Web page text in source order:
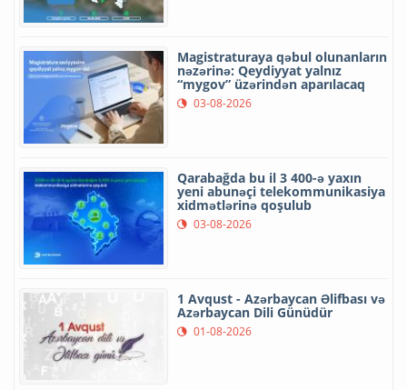
Magistraturaya qəbul olunanların
nəzərinə: Qeydiyyat yalnız
“mygov” üzərindən aparılacaq
03-08-2026
Qarabağda bu il 3 400-ə yaxın
yeni abunəçi telekommunikasiya
xidmətlərinə qoşulub
03-08-2026
1 Avqust - Azərbaycan Əlifbası və
Azərbaycan Dili Günüdür
01-08-2026